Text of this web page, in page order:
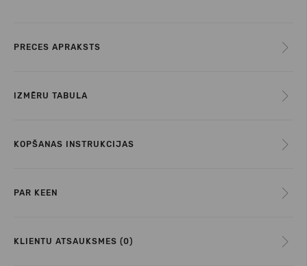
PRECES APRAKSTS
IZMĒRU TABULA
KOPŠANAS INSTRUKCIJAS
PAR KEEN
KLIENTU ATSAUKSMES (0)